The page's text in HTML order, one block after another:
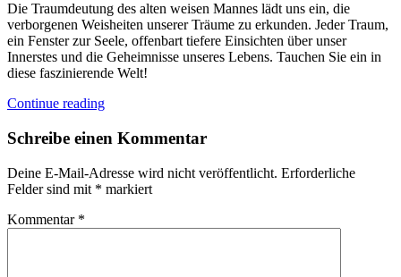
Die Traumdeutung des alten weisen Mannes lädt uns ein, die
verborgenen Weisheiten unserer Träume zu erkunden. Jeder Traum,
ein Fenster zur Seele, offenbart tiefere Einsichten über unser
Innerstes und die Geheimnisse unseres Lebens. Tauchen Sie ein in
diese faszinierende Welt!
Continue reading
Schreibe einen Kommentar
Deine E-Mail-Adresse wird nicht veröffentlicht. Erforderliche
Felder sind mit * markiert
Kommentar *